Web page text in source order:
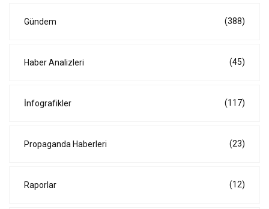
Gündem (388)
Haber Analizleri (45)
İnfografikler (117)
Propaganda Haberleri (23)
Raporlar (12)